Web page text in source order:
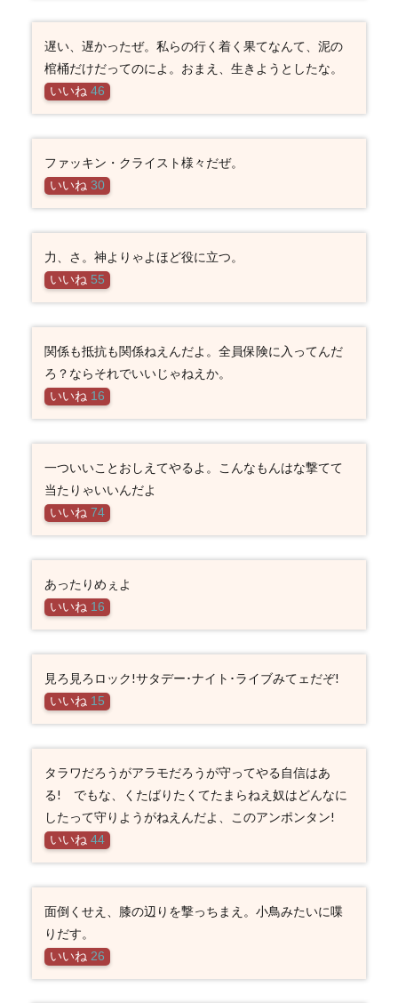
遅い、遅かったぜ。私らの行く着く果てなんて、泥の
棺桶だけだってのによ。おまえ、生きようとしたな。
いいね 46
ファッキン・クライスト様々だぜ。
いいね 30
力、さ。神よりゃよほど役に立つ。
いいね 55
関係も抵抗も関係ねえんだよ。全員保険に入ってんだ
ろ？ならそれでいいじゃねえか。
いいね 16
一ついいことおしえてやるよ。こんなもんはな撃てて
当たりゃいいんだよ
いいね 74
あったりめぇよ
いいね 16
見ろ見ろロック!サタデー･ナイト･ライブみてェだぞ!
いいね 15
タラワだろうがアラモだろうが守ってやる自信はあ
る! でもな、くたばりたくてたまらねえ奴はどんなに
したって守りようがねえんだよ、このアンポンタン!
いいね 44
面倒くせえ、膝の辺りを撃っちまえ。小鳥みたいに喋
りだす。
いいね 26